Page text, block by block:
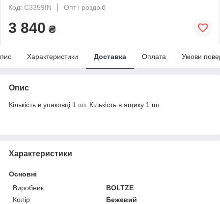
Код: C3359IN
Опт і роздріб
3 840 ₴
Характеристики Доставка Оплата Умови
Опис
Кількість в упаковці 1 шт. Кількість в ящику 1 шт.
Характеристики
Основні
Виробник
BOLTZE
Колір
Бежевий